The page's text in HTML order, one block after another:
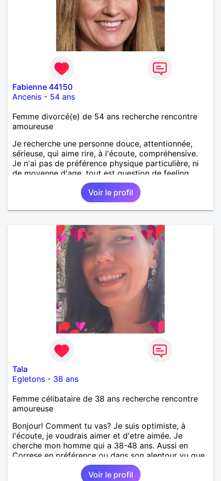
Fabienne 44150
Ancenis - 54 ans
Femme divorcé(e) de 54 ans recherche rencontre
amoureuse
Je recherche une personne douce, attentionnée,
sérieuse, qui aime rire, à l'écoute, compréhensive.
Je n'ai pas de préférence physique particulière, ni
de moyenne d'age, tout est question de feeling.
Voir le profil
Tala
Egletons - 38 ans
Femme célibataire de 38 ans recherche rencontre
amoureuse
Bonjour! Comment tu vas? Je suis optimiste, à
l'écoute, je voudrais aimer et d'etre aimée. Je
cherche mon homme qui a 38-48 ans. Aussi en
Correse en préférence ou dans son alentour vu que
je travaille en CDI et je ne peux pas souvent
voyager loin. Merci. Bon chance à tout le monde.
Voir le profil